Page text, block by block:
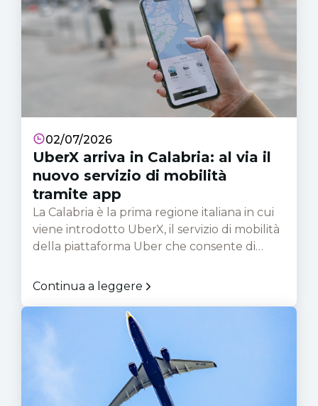
02/07/2026
UberX arriva in Calabria: al via il
nuovo servizio di mobilità
tramite app
La Calabria è la prima regione italiana in cui
viene introdotto UberX, il servizio di mobilità
della piattaforma Uber che consente di
pensato per ampliare le possibilità di
utenti di richiedere una corsa direttamente
dall’app Uber, visualizzando in anticipo
informazioni utili come il prezzo del viaggio, i
tempi di arrivo e il percorso. Dopo la fase di
avvio, UberX sarà progressivamente esteso
anche ad altre aree della regione, tra cui
Continua a leggere